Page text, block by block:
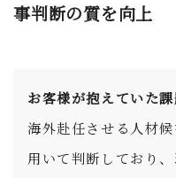
事判断の質を向上
お客様が抱えていた課
海外赴任させる人材
用いて判断しており